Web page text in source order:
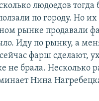
людоедов
по городу. Но
рынке продавали
Иду по рынку, а
фарш сделают,
не брала. Несколько
Нина